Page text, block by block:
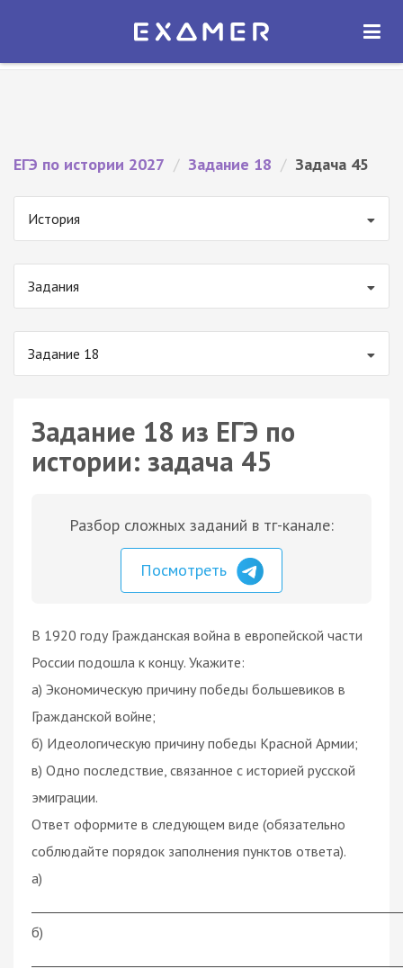
Экзамер — ЕГЭ 2027
ОТКРЫТЬ
ЕГЭ по истории 2027 / Задание 18 / Задача 45
История
Задания
Задание 18
Задание 18 из ЕГЭ по
истории: задача 45
Разбор сложных заданий в тг-канале:
Посмотреть
В 1920 году Гражданская война в европейской части
России подошла к концу. Укажите:
а) Экономическую причину победы большевиков в
Гражданской войне;
б) Идеологическую причину победы Красной Армии;
в) Одно последствие, связанное с историей русской
эмиграции.
Ответ оформите в следующем виде (обязательно
соблюдайте порядок заполнения пунктов ответа).
а)
б)